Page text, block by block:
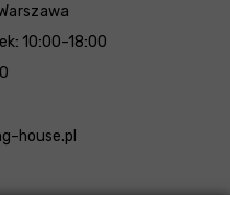
10:00-18:00
house.pl